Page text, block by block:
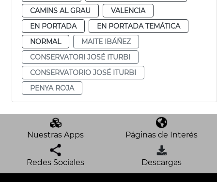
CAMINS AL GRAU
VALENCIA
EN PORTADA
EN PORTADA TEMÁTICA
NORMAL
MAITE IBÁÑEZ
CONSERVATORI JOSÉ ITURBI
CONSERVATORIO JOSÉ ITURBI
PENYA ROJA
Nuestras Apps Páginas de Interés
Redes Sociales Descargas